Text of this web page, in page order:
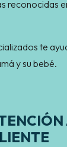
reconocidas
te
y su bebé.